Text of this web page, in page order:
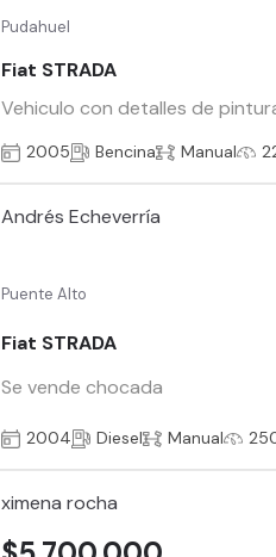
Pudahuel
Fiat STRADA
Vehiculo con detalles de
2005 Bencina Manual
Andrés Echeverría
Puente Alto
Fiat STRADA
Se vende chocada
2004 Diesel Manual
ximena rocha